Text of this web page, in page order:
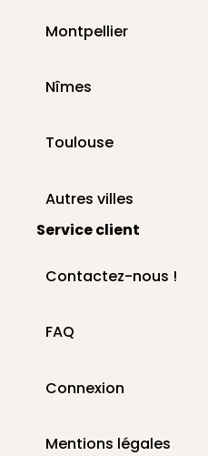
Montpellier
Nîmes
Toulouse
Autres villes
Service client
Contactez-nous !
FAQ
Connexion
Mentions légales